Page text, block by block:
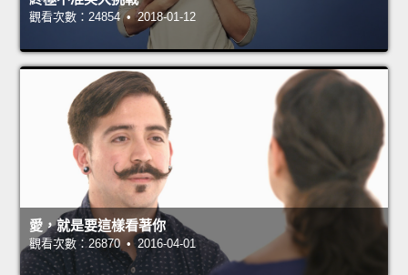
觀看次數：24854 • 2018-01-12
愛，就是要這樣看著你
觀看次數：26870 • 2016-04-01